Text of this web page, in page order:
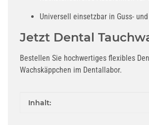
Universell einsetzbar in Guss-
Jetzt Dental
Bestellen Sie hochwertiges flexibles
Wachskäppchen im Dentallabor.
Produkteigenschaft
Wert
Inhalt: